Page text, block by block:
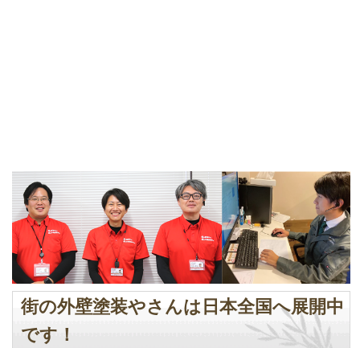
街の外壁塗装やさんは日本全国へ展開中
です！